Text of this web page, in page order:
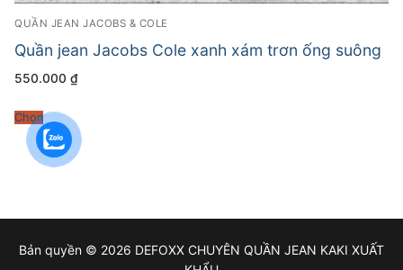
QUẦN JEAN JACOBS & COLE
Quần jean Jacobs Cole xanh xám trơn ống suông
550.000 ₫
Chọn
Bản quyền © 2026 DEFOXX CHUYÊN QUẦN JEAN KAKI XUẤT